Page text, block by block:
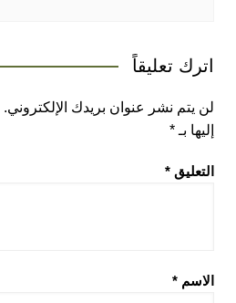
اترك تعليقاً
لن يتم نشر عنوان بريدك الإلكتروني.
إليها بـ *
التعليق *
الاسم *